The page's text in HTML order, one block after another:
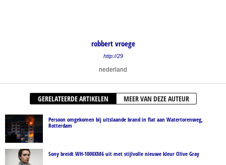
robbert vroege
http://29
nederland
GERELATEERDE ARTIKELEN MEER VAN DEZE AUTEUR
Persoon omgekomen bij uitslaande brand in flat aan Watertorenweg,
Rotterdam
Sony breidt WH-1000XM6 uit met stijlvolle nieuwe kleur Olive Gray